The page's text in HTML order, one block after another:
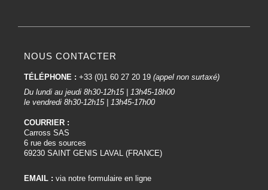
NOUS CONTACTER
TÉLÉPHONE : +33 (0)1 60 27 20 19 (appel non surtaxé)
Du lundi au jeudi 8h30-12h15 | 13h45-18h00
le vendredi 8h30-12h15 | 13h45-17h00
COURRIER :
Carross SAS
6 rue des sources
69230 SAINT GENIS LAVAL (FRANCE)
EMAIL : via notre formulaire en ligne